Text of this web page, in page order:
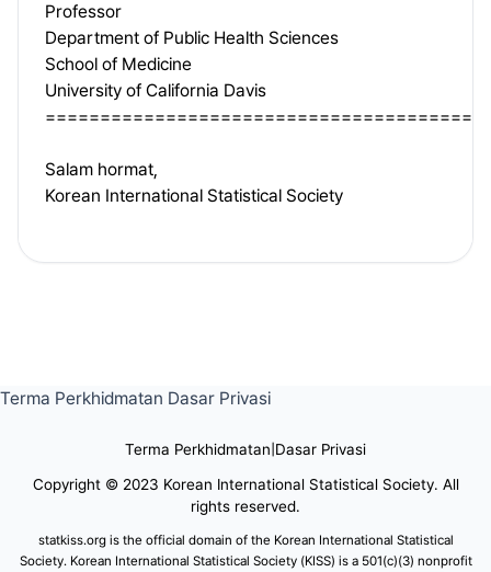
Professor
Department of Public Health Sciences
School of Medicine
University of California Davis
Salam hormat,
Korean International Statistical Society
Terma Perkhidmatan Dasar Privasi
Terma Perkhidmatan Dasar Privasi
Copyright © 2023 Korean International Statistical Society. All
rights reserved.
statkiss.org is the official domain of the Korean International Statistical
Society. Korean International Statistical Society (KISS) is a 501(c)(3) nonprofit